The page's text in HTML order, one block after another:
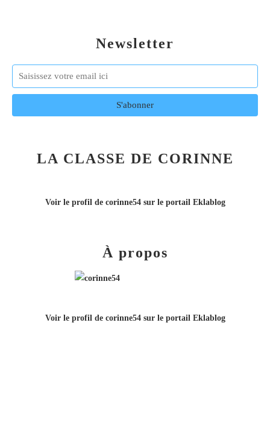
Newsletter
LA CLASSE DE CORINNE
Voir le profil de corinne54sur le portail Eklablog
À propos
Voir le profil de corinne54sur le portail Eklablog